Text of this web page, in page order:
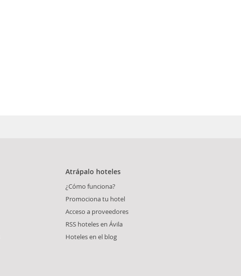
Atrápalo hoteles
¿Cómo funciona?
Promociona tu hotel
Acceso a proveedores
RSS hoteles en Ávila
Hoteles en el blog